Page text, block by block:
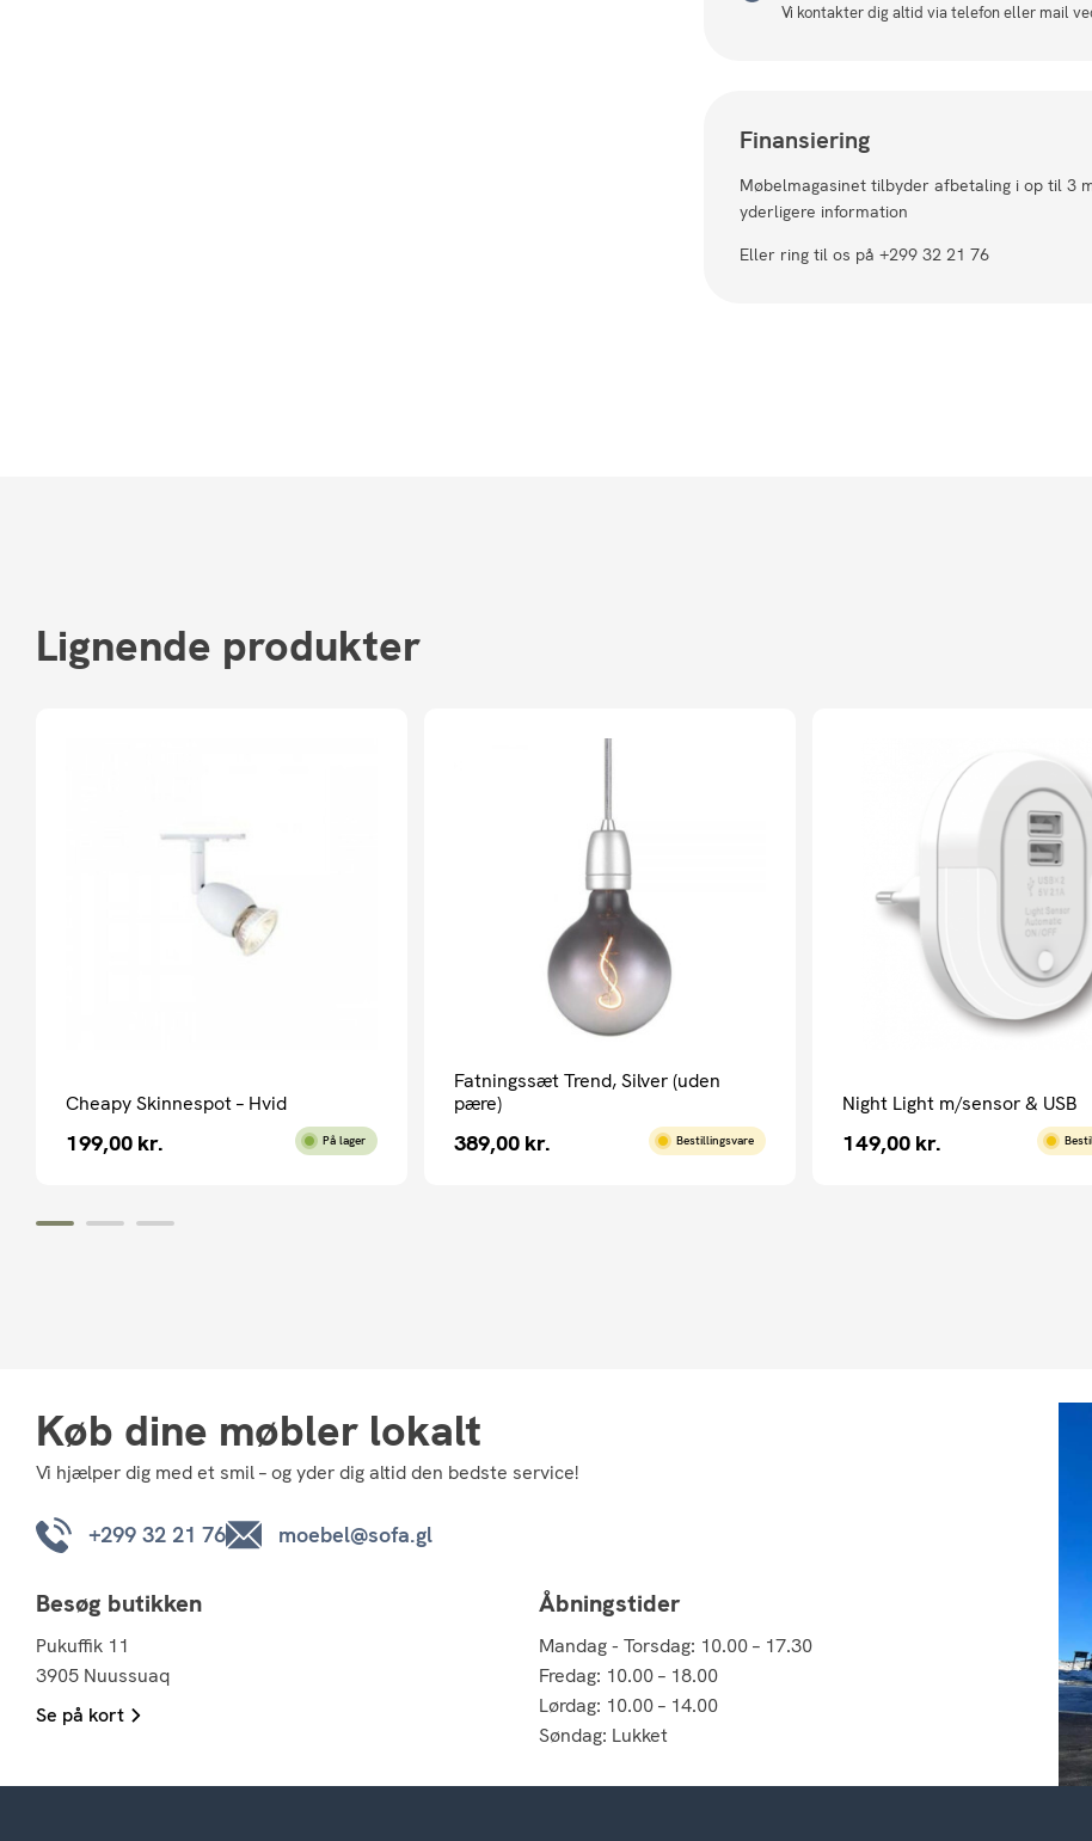
Vi kontakter dig altid via telefon eller mail
Finansiering
Møbelmagasinet tilbyder afbetaling i op til 3
yderligere information
Eller ring til os på +299 32 21 76
Lignende produkter
Cheapy Skinnespot – Hvid
199,00 kr. På lager
Fatningssæt Trend, Silver (uden
pære)
389,00 kr. Bestillingsvare
Night Light m/sensor & USB
149,00 kr.
Køb dine møbler lokalt
Vi hjælper dig med et smil – og yder dig altid den bedste service!
+299 32 21 76 moebel@sofa.gl
Besøg butikken
Pukuffik 11
3905 Nuussuaq
Se på kort
Åbningstider
Mandag - Torsdag: 10.00 – 17.30
Fredag: 10.00 – 18.00
Lørdag: 10.00 – 14.00
Søndag: Lukket